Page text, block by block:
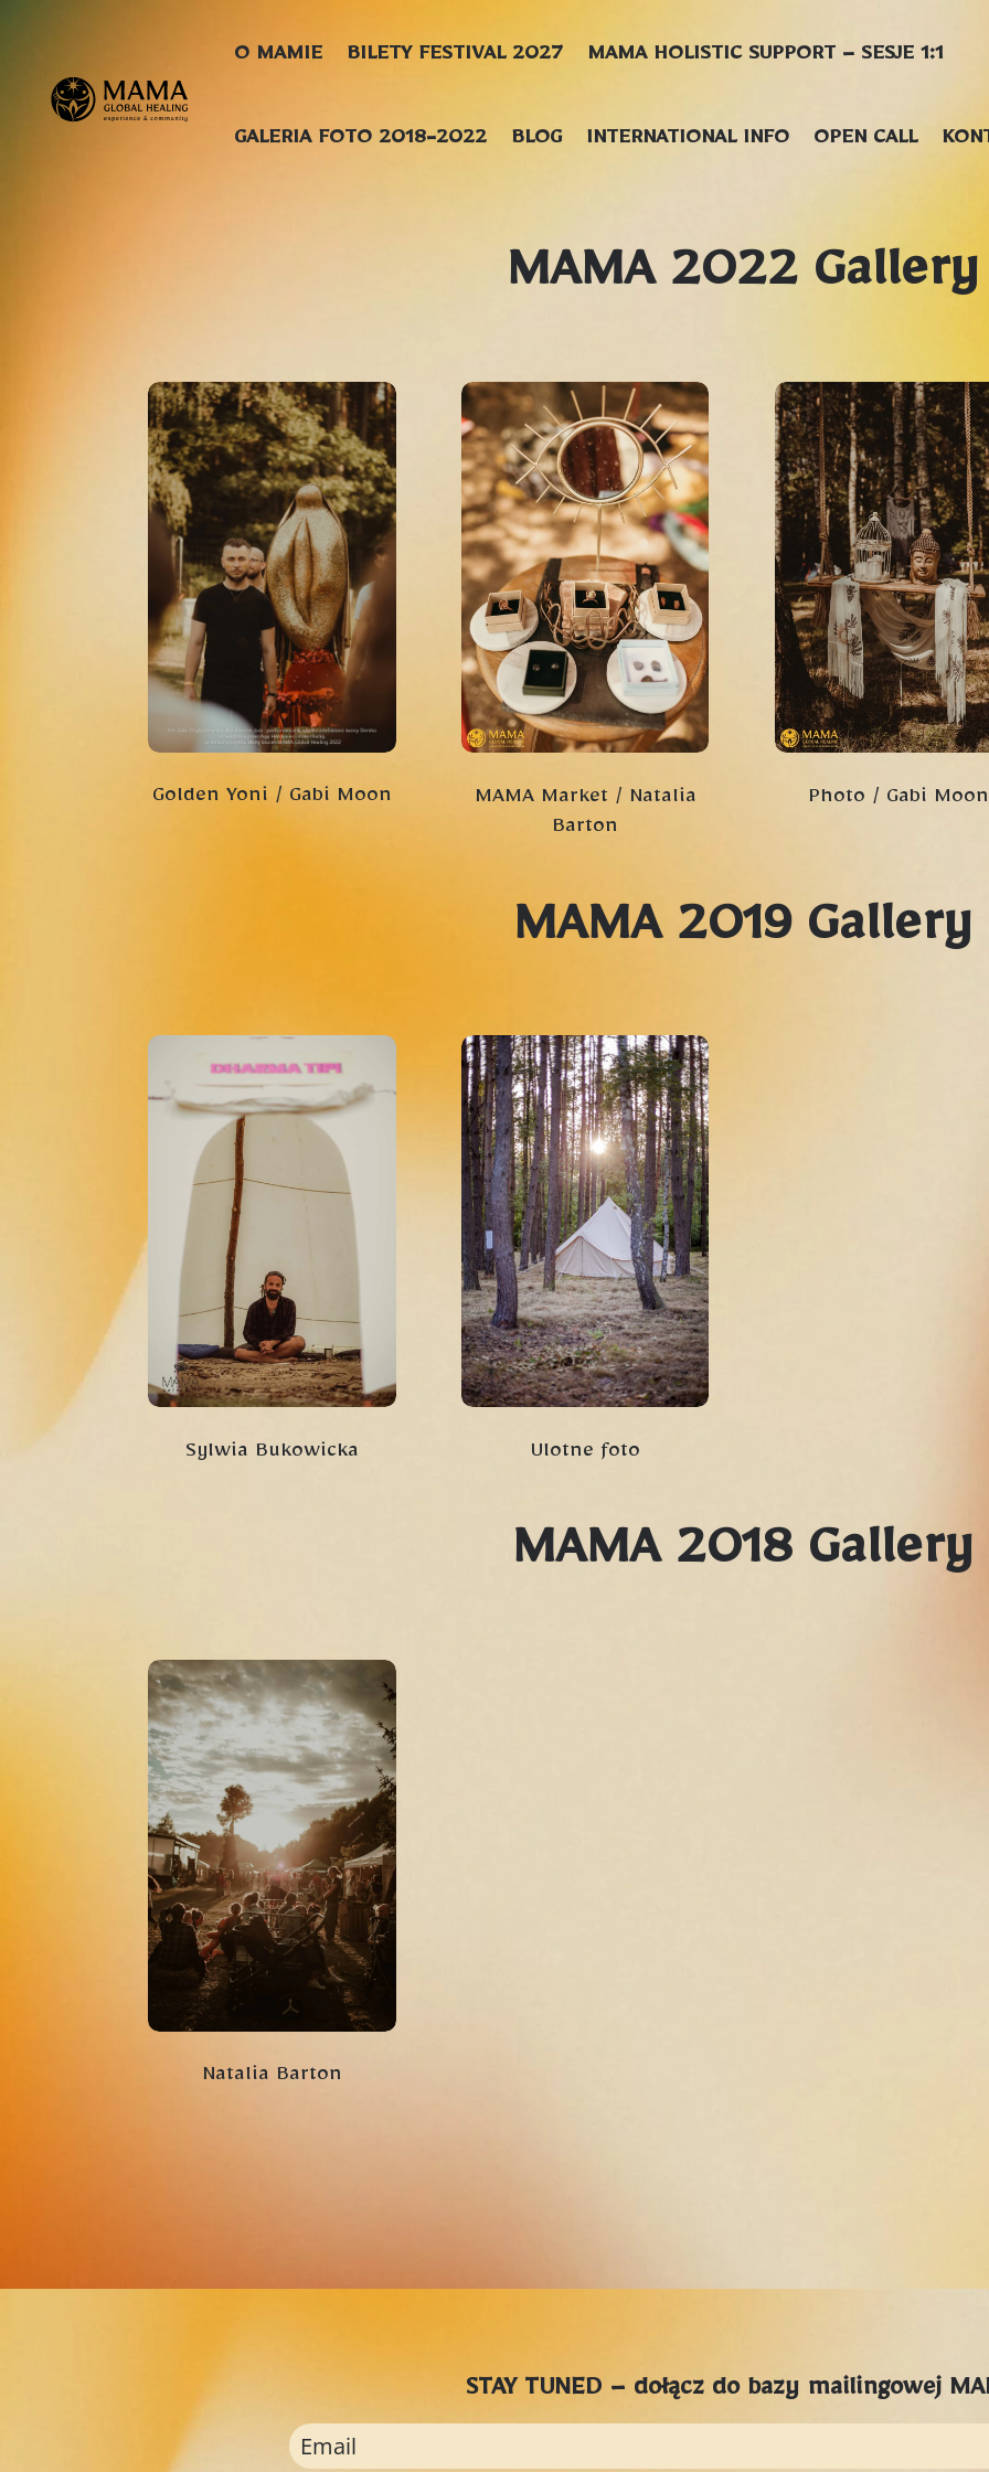
O MAMIE BILETY FESTIVAL 2027 MAMA HOLISTIC SUPPORT – SESJE 1:1
GALERIA FOTO 2018-2022 BLOG INTERNATIONAL INFO OPEN CALL
MAMA 2022 Gallery
Golden Yoni / Gabi Moon
MAMA Market / Natalia
Barton
Photo / Gabi Moon
MAMA 2019 Gallery
Sylwia Bukowicka Ulotne foto
MAMA 2018 Gallery
Natalia Barton
STAY TUNED – dołącz do bazy mailingowej